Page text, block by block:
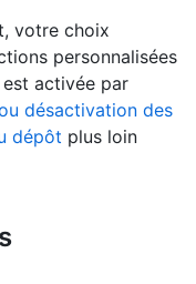
votre choix
personnalisées
activée par
désactivation des
dépôt plus loin